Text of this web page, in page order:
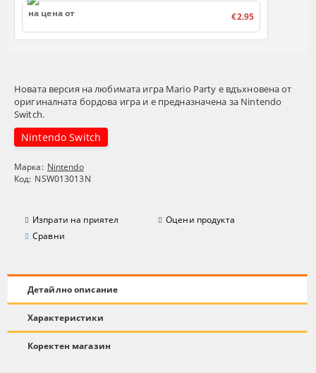
Новата версия на любимата игра Mario Party е вдъхновена от
оригиналната бордова игра и е предназначена за Nintendo
Switch.
Nintendo Switch
Марка: Nintendo
Код: NSW013013N
Изпрати на приятел
Оцени продукта
Сравни
на цена от €2.95
Детайлно описание
Характеристики
Коректен магазин